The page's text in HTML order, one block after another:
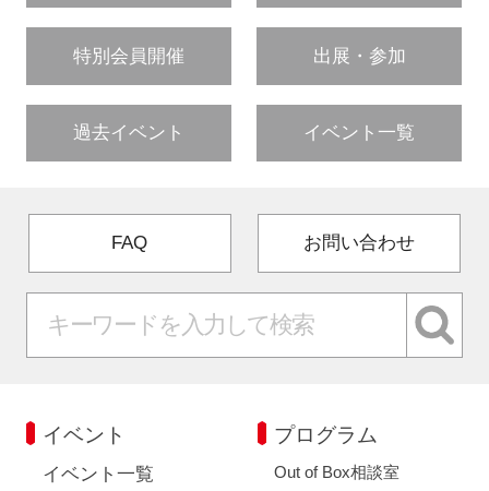
特別会員開催 出展・参加
過去イベント イベント一覧
FAQ お問い合わせ
イベント
イベント一覧
プログラム
Out of Box相談室